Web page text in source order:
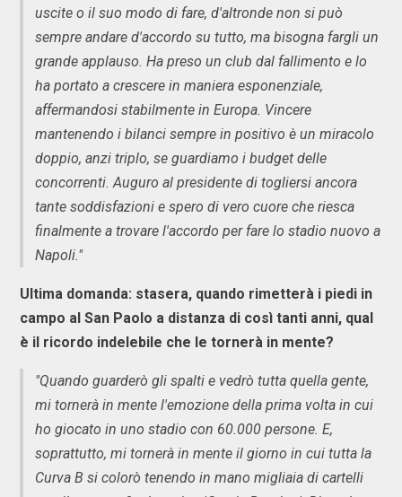
uscite o il suo modo di fare, d'altronde non si può
sempre andare d'accordo su tutto, ma bisogna fargli un
grande applauso. Ha preso un club dal fallimento e lo
ha portato a crescere in maniera esponenziale,
affermandosi stabilmente in Europa. Vincere
mantenendo i bilanci sempre in positivo è un miracolo
doppio, anzi triplo, se guardiamo i budget delle
concorrenti. Auguro al presidente di togliersi ancora
tante soddisfazioni e spero di vero cuore che riesca
finalmente a trovare l'accordo per fare lo stadio nuovo a
Napoli."
Ultima domanda: stasera, quando rimetterà i piedi in
campo al San Paolo a distanza di così tanti anni, qual
è il ricordo indelebile che le tornerà in mente?
"Quando guarderò gli spalti e vedrò tutta quella gente,
mi tornerà in mente l'emozione della prima volta in cui
ho giocato in uno stadio con 60.000 persone. E,
soprattutto, mi tornerà in mente il giorno in cui tutta la
Curva B si colorò tenendo in mano migliaia di cartelli